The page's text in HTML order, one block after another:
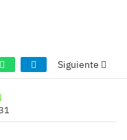
Siguiente